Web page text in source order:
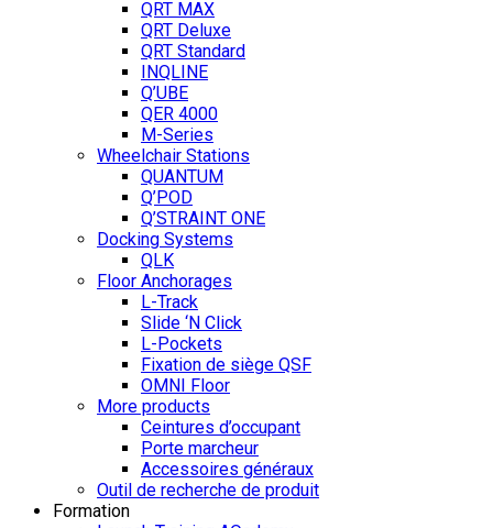
QRT MAX
QRT Deluxe
QRT Standard
INQLINE
Q’UBE
QER 4000
M-Series
Wheelchair Stations
QUANTUM
Q’POD
Q’STRAINT ONE
Docking Systems
QLK
Floor Anchorages
L-Track
Slide ‘N Click
L-Pockets
Fixation de siège QSF
OMNI Floor
More products
Ceintures d’occupant
Porte marcheur
Accessoires généraux
Outil de recherche de produit
Formation